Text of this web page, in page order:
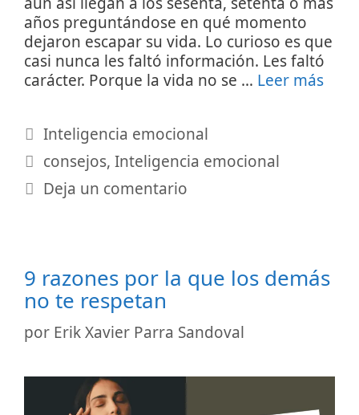
años preguntándose en qué momento
dejaron escapar su vida. Lo curioso es que
casi nunca les faltó información. Les faltó
carácter. Porque la vida no se … Leer más
Categorías
Inteligencia emocional
Etiquetas
consejos,Inteligencia emocional
Deja un comentario
9 razones por la que los demás
no te respetan
por Erik Xavier Parra Sandoval